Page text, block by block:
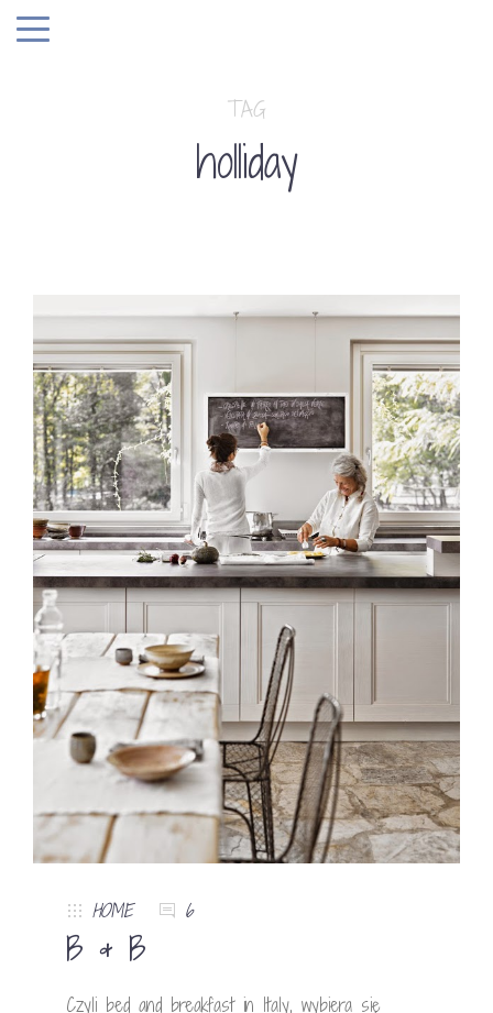
TAG
holliday
HOME 6
B & B
Czyli bed and breakfast in Italy, wybiera się